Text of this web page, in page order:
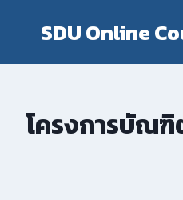
SDU Online
โครงการบัณ